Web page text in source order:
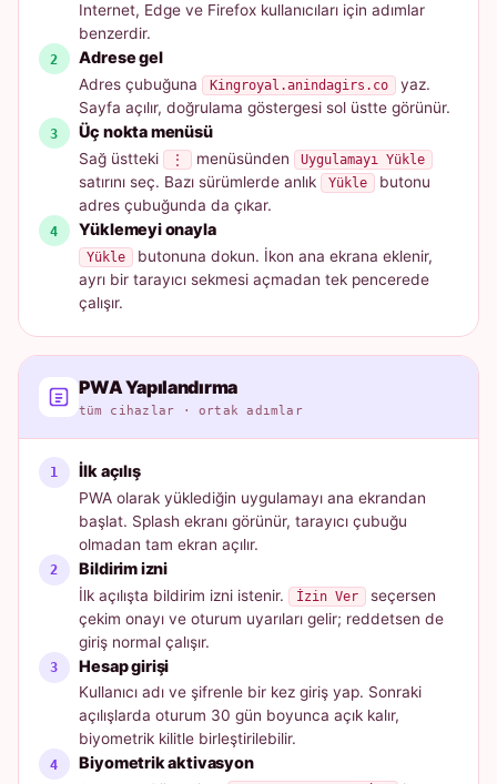
Internet, Edge ve Firefox kullanıcıları için adımlar
benzerdir.
Adrese gel
Adres çubuğuna Kingroyal.anindagirs.co
yaz.
Sayfa açılır, doğrulama göstergesi sol üstte görünür.
Üç nokta menüsü
Sağ üstteki ⋮ menüsünden Uygulamayı Yükle
satırını seç. Bazı sürümlerde anlık Yükle
butonu
adres çubuğunda da çıkar.
Yüklemeyi onayla
Yükle
butonuna dokun. İkon ana ekrana eklenir,
ayrı bir tarayıcı sekmesi açmadan tek pencerede
çalışır.
PWA Yapılandırma
tüm cihazlar · ortak adımlar
İlk açılış
PWA olarak yüklediğin uygulamayı ana ekrandan
başlat. Splash ekranı görünür, tarayıcı çubuğu
olmadan tam ekran açılır.
Bildirim izni
İlk açılışta bildirim izni istenir. İzin Ver
seçersen
çekim onayı ve oturum uyarıları gelir; reddetsen de
giriş normal çalışır.
Hesap girişi
Kullanıcı adı ve şifrenle bir kez giriş yap. Sonraki
açılışlarda oturum 30 gün boyunca açık kalır,
biyometrik kilitle birleştirilebilir.
Biyometrik aktivasyon